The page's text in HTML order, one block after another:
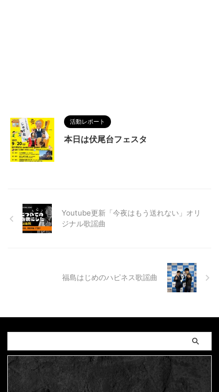
活動レポート
本日は伏尾台フェスタ
Youtube更新「今夜はもう送れない」オリ
ジナル歌謡曲
福島はじめのハピネス歌謡曲